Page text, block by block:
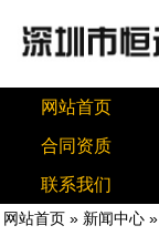
网站首页
合同资质
联系我们
网站首页 » 新闻中心 »